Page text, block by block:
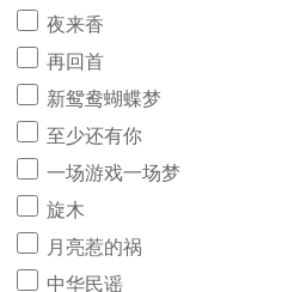
夜来香
再回首
新鸳鸯蝴蝶梦
至少还有你
一场游戏一场梦
旋木
月亮惹的祸
中华民谣